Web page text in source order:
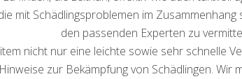
mit Schädlingsproblemen im
den passenden Experten zu
nicht nur eine leichte sowie sehr schnelle
zur Bekämpfung von Schädlingen.